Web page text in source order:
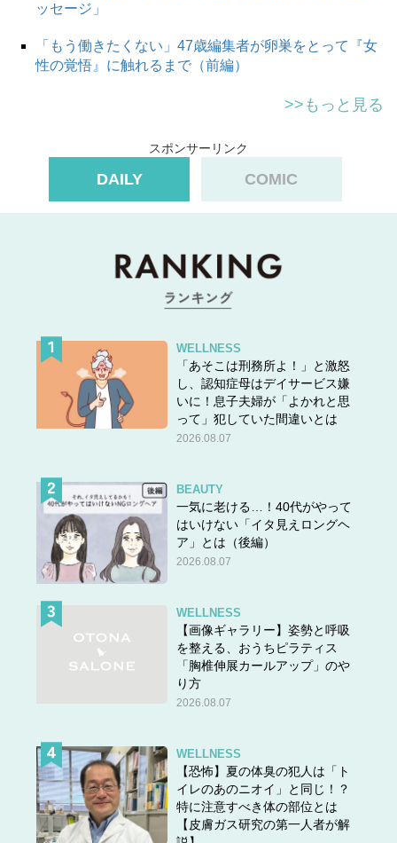
ッセージ」
「もう働きたくない」47歳編集者が卵巣をとって『女
性の覚悟』に触れるまで（前編）
>>もっと見る
スポンサーリンク
DAILY COMIC
WELLNESS
「あそこは刑務所よ！」と激怒
し、認知症母はデイサービス嫌
いに！息子夫婦が「よかれと思
って」犯していた間違いとは
2026.08.07
BEAUTY
一気に老ける…！40代がやって
はいけない「イタ見えロングヘ
ア」とは（後編）
2026.08.07
WELLNESS
【画像ギャラリー】姿勢と呼吸
を整える、おうちピラティス
「胸椎伸展カールアップ」のや
り方
2026.08.07
WELLNESS
【恐怖】夏の体臭の犯人は「ト
イレのあのニオイ」と同じ！？
特に注意すべき体の部位とは
【皮膚ガス研究の第一人者が解